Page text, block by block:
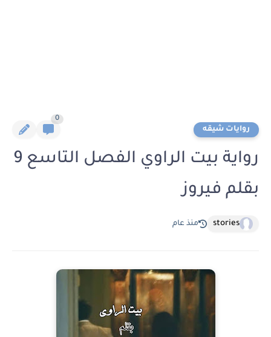
روايات شيقه
0
رواية بيت الراوي الفصل التاسع 9
بقلم فيروز
stories منذ عام